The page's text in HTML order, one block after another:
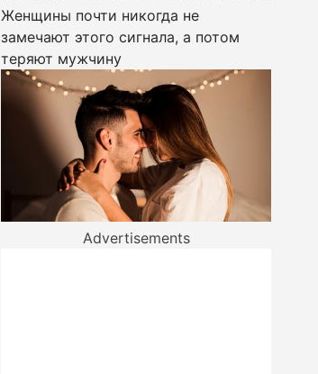
Женщины почти никогда не
замечают этого сигнала, а потом
теряют мужчину
Advertisements